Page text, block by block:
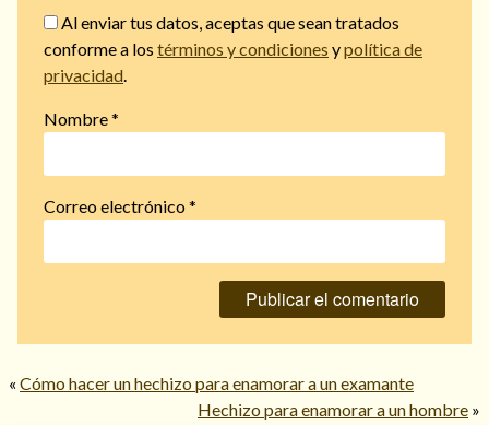
Al enviar tus datos, aceptas que sean tratados
conforme a los términos y condiciones ypolítica de
privacidad.
Nombre*
Correo electrónico*
« Cómo hacer un hechizo para enamorar a un examante
Hechizo para enamorar a un hombre »